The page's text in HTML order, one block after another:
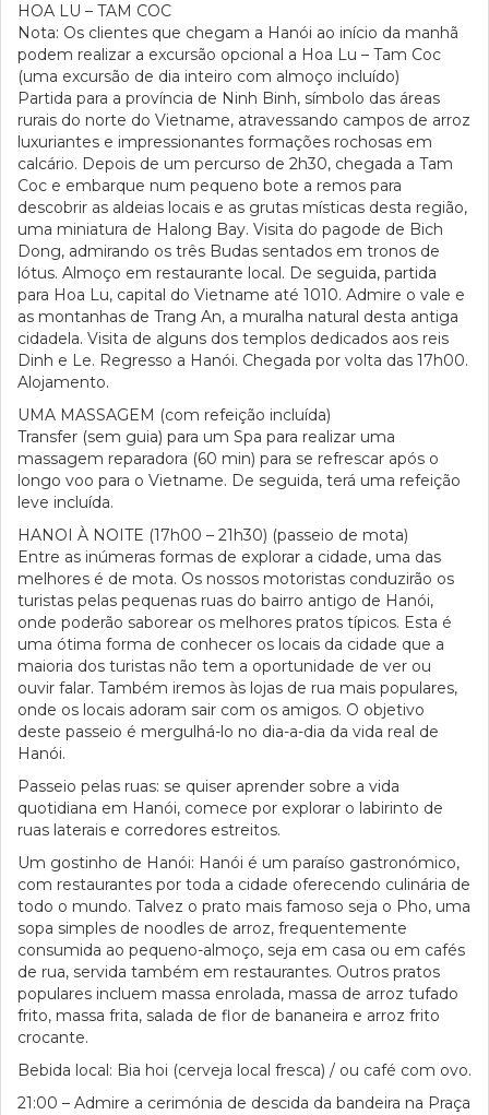
HOA LU – TAM COC
Nota: Os clientes que chegam a Hanói ao início da manhã
podem realizar a excursão opcional a Hoa Lu – Tam Coc
(uma excursão de dia inteiro com almoço incluído)
Partida para a província de Ninh Binh, símbolo das áreas
rurais do norte do Vietname, atravessando campos de arroz
luxuriantes e impressionantes formações rochosas em
calcário. Depois de um percurso de 2h30, chegada a Tam
Coc e embarque num pequeno bote a remos para
descobrir as aldeias locais e as grutas místicas desta região,
uma miniatura de Halong Bay. Visita do pagode de Bich
Dong, admirando os três Budas sentados em tronos de
lótus. Almoço em restaurante local. De seguida, partida
para Hoa Lu, capital do Vietname até 1010. Admire o vale e
as montanhas de Trang An, a muralha natural desta antiga
cidadela. Visita de alguns dos templos dedicados aos reis
Dinh e Le. Regresso a Hanói. Chegada por volta das 17h00.
Alojamento.
UMA MASSAGEM (com refeição incluída)
Transfer (sem guia) para um Spa para realizar uma
massagem reparadora (60 min) para se refrescar após o
longo voo para o Vietname. De seguida, terá uma refeição
leve incluída.
HANOI À NOITE (17h00 – 21h30) (passeio de mota)
Entre as inúmeras formas de explorar a cidade, uma das
melhores é de mota. Os nossos motoristas conduzirão os
turistas pelas pequenas ruas do bairro antigo de Hanói,
onde poderão saborear os melhores pratos típicos. Esta é
uma ótima forma de conhecer os locais da cidade que a
maioria dos turistas não tem a oportunidade de ver ou
ouvir falar. Também iremos às lojas de rua mais populares,
onde os locais adoram sair com os amigos. O objetivo
deste passeio é mergulhá-lo no dia-a-dia da vida real de
Hanói.
Passeio pelas ruas: se quiser aprender sobre a vida
quotidiana em Hanói, comece por explorar o labirinto de
ruas laterais e corredores estreitos.
Um gostinho de Hanói: Hanói é um paraíso gastronómico,
com restaurantes por toda a cidade oferecendo culinária de
todo o mundo. Talvez o prato mais famoso seja o Pho, uma
sopa simples de noodles de arroz, frequentemente
consumida ao pequeno-almoço, seja em casa ou em cafés
de rua, servida também em restaurantes. Outros pratos
populares incluem massa enrolada, massa de arroz tufado
frito, massa frita, salada de flor de bananeira e arroz frito
crocante.
Bebida local: Bia hoi (cerveja local fresca) / ou café com ovo.
21:00 – Admire a cerimónia de descida da bandeira na Praça